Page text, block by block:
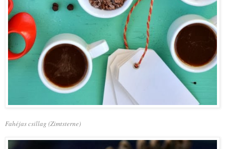
Fahéjas csillag (Zimtsterne)